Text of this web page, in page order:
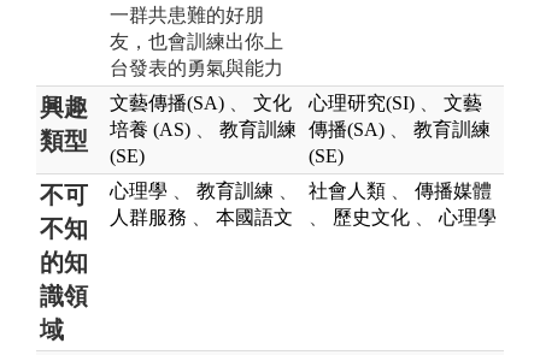
一群共患難的好朋
友，也會訓練出你上
台發表的勇氣與能力
興趣
類型
文藝傳播(SA)
文化
培養 (AS)
教育訓練
(SE)
心理研究(SI)
文藝
傳播(SA)
教育訓練
(SE)
不可
不知
的知
識領
域
心理學 教育訓練
人群服務
本國語文
社會人類
傳播媒體
歷史文化 心理學